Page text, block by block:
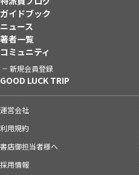
ガイドブック
ニュース
著者一覧
コミュニティ
新規会員登録
GOOD LUCK TRIP
運営会社
利用規約
書店御担当者様へ
採用情報